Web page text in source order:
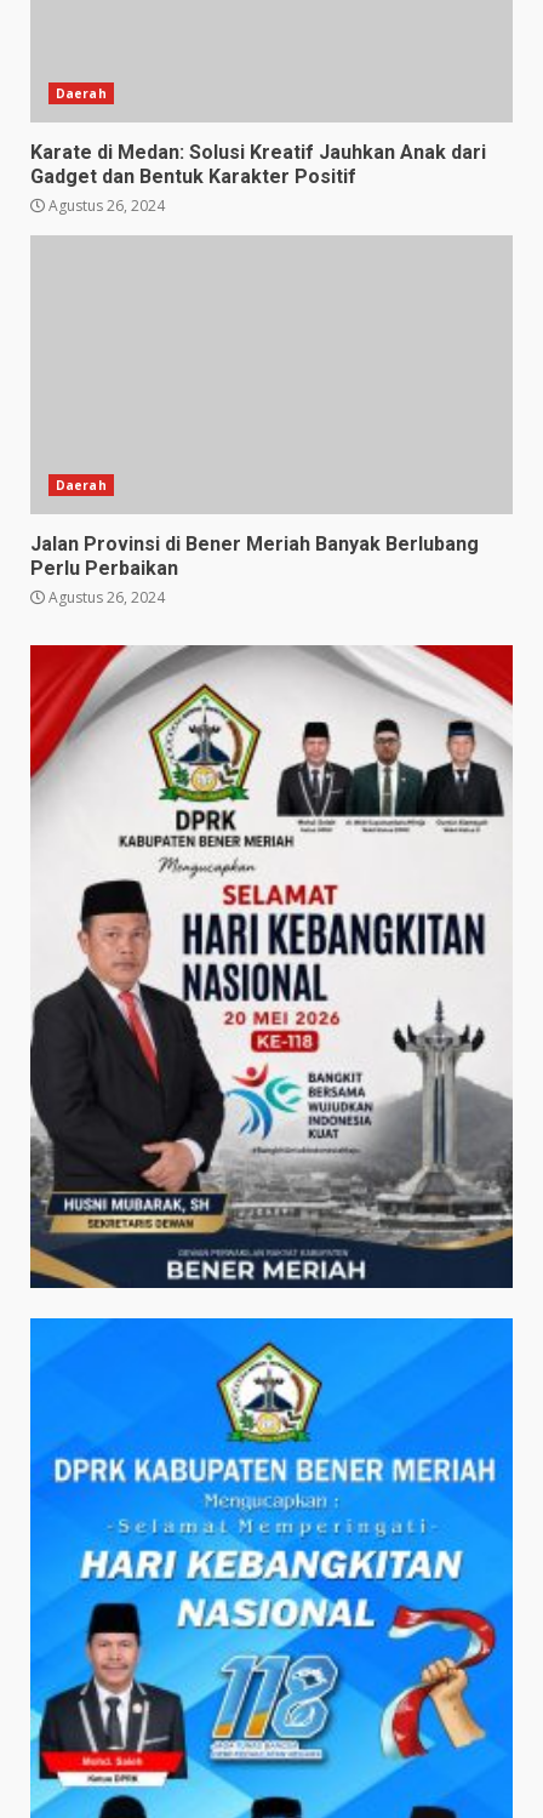
Daerah
Karate di Medan: Solusi Kreatif Jauhkan Anak dari
Gadget dan Bentuk Karakter Positif
Agustus 26, 2024
Daerah
Jalan Provinsi di Bener Meriah Banyak Berlubang
Perlu Perbaikan
Agustus 26, 2024